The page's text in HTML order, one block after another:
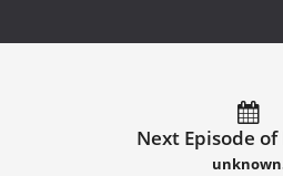
Next Episode of